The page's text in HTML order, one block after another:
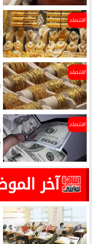
اقتصاد
اقتصاد
اقتصاد
آخر